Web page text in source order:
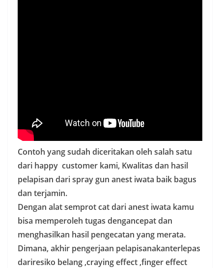
Contoh yang sudah diceritakan oleh salah satu
dari happy customer kami, Kwalitas dan hasil
pelapisan dari spray gun anest iwata baik bagus
dan terjamin.
Dengan alat semprot cat dari anest iwata kamu
bisa memperoleh tugas dengancepat dan
menghasilkan hasil pengecatan yang merata.
Dimana, akhir pengerjaan pelapisanakanterlepas
dariresiko belang ,craying effect ,finger effect